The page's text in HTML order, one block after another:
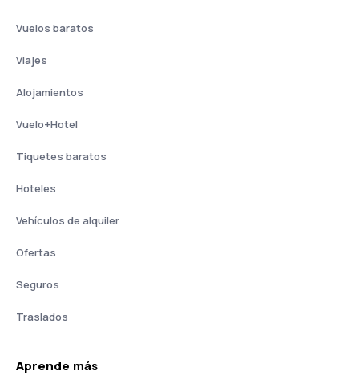
Vuelos baratos
Viajes
Alojamientos
Vuelo+Hotel
Tiquetes baratos
Hoteles
Vehículos de alquiler
Ofertas
Seguros
Traslados
Aprende más